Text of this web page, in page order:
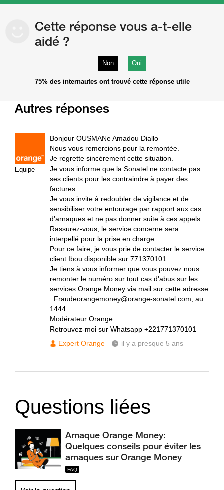
Cette réponse vous a-t-elle
aidé ?
Non Oui
75% des internautes ont trouvé cette réponse utile
Autres réponses
Equipe
Bonjour OUSMANe Amadou Diallo
Nous vous remercions pour la remontée.
Je regrette sincèrement cette situation.
Je vous informe que la Sonatel ne contacte pas
ses clients pour les contraindre à payer des
factures.
Je vous invite à redoubler de vigilance et de
sensibiliser votre entourage par rapport aux cas
d’arnaques et ne pas donner suite à ces appels.
Rassurez-vous, le service concerne sera
interpellé pour la prise en charge.
Pour ce faire, je vous prie de contacter le service
client Ibou disponible sur 771370101.
Je tiens à vous informer que vous pouvez nous
remonter le numéro sur tout cas d'abus sur les
services Orange Money via mail sur cette adresse
: Fraudeorangemoney@orange-sonatel.com, au
1444
Modérateur Orange
Retrouvez-moi sur Whatsapp +221771370101
Expert Orange
il y a presque 5 ans
Questions liées
Arnaque Orange Money:
Quelques conseils pour éviter les
arnaques sur Orange Money